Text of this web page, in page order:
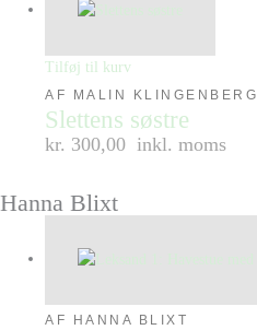
Tilføj til kurv
AF MALIN KLINGENBERG
Slettens søstre
kr. 300,00 inkl. moms
Hanna Blixt
AF HANNA BLIXT